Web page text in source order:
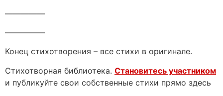
—————
—————
Конец стихотворения – все стихи в оригинале.
Стихотворная библиотека. Становитесь участником
и публикуйте свои собственные стихи прямо здесь